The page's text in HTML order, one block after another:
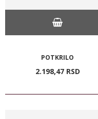
POTKRILO
2.198,47 RSD